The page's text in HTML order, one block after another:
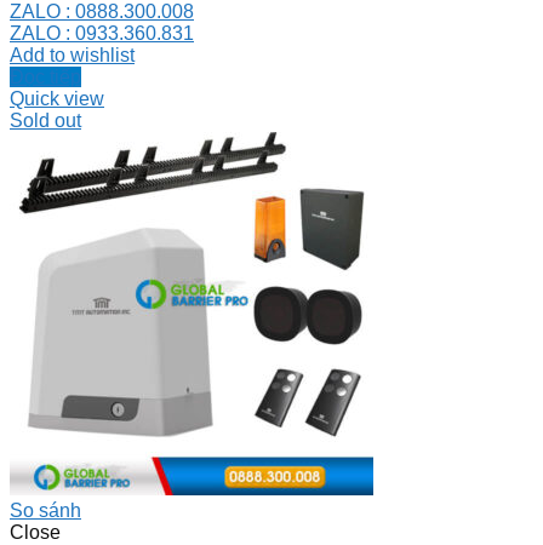
ZALO : 0888.300.008
ZALO : 0933.360.831
Add to wishlist
Đọc tiếp
Quick view
Sold out
So sánh
Close